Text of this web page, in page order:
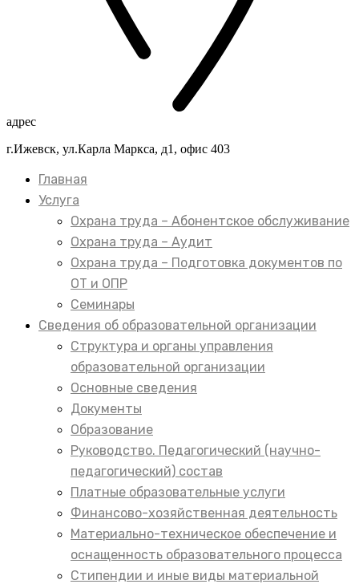
адрес
г.Ижевск, ул.Карла Маркса, д1, офис 403
Главная
Услуга
Охрана труда – Абонентское обслуживание
Охрана труда – Аудит
Охрана труда – Подготовка документов по
ОТ и ОПР
Семинары
Сведения об образовательной организации
Структура и органы управления
образовательной организации
Основные сведения
Документы
Образование
Руководство. Педагогический (научно-
педагогический) состав
Платные образовательные услуги
Финансово-хозяйственная деятельность
Материально-техническое обеспечение и
оснащенность образовательного процесса
Стипендии и иные виды материальной